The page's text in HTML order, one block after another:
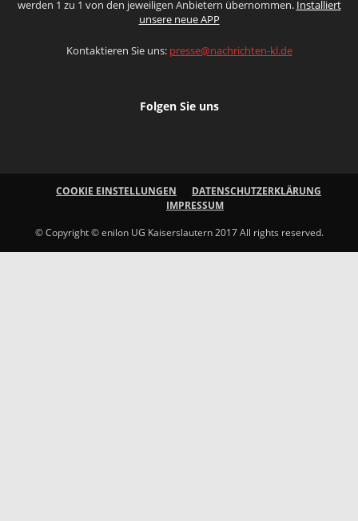
werden 1 zu 1 von den jeweiligen Anbietern übernommen. Installiert
unsere neue APP
Kontaktieren Sie uns: presse@nachrichten-kl.de
Folgen Sie uns
COOKIE EINSTELLUNGEN
DATENSCHUTZERKLÄRUNG
IMPRESSUM
© Copyright © enilon UG Kaiserslautern 2017 All rights reserved.